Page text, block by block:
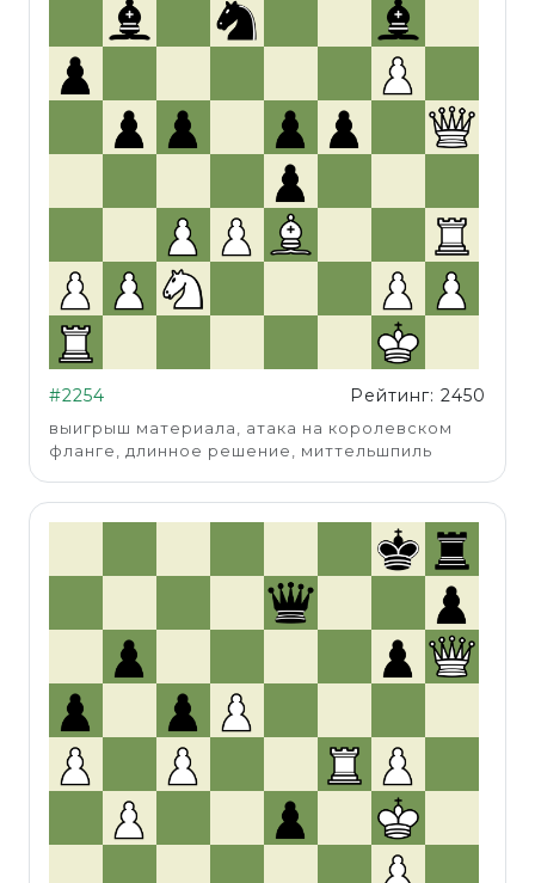
#2254 Рейтинг: 2450
выигрыш материала, атака на королевском
фланге, длинное решение, миттельшпиль